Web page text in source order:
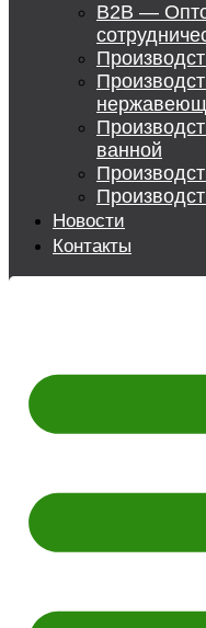
B2B —
ванной
Новости
Контакты